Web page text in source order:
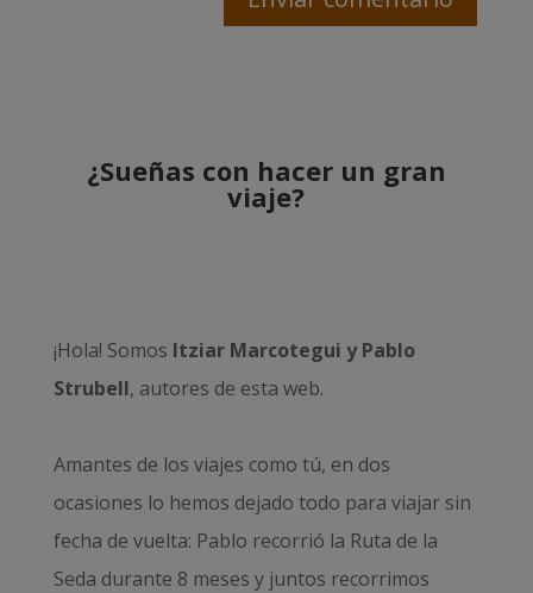
¿Sueñas con hacer un gran
viaje?
¡Hola! Somos Itziar Marcotegui y Pablo
Strubell, autores de esta web.
Amantes de los viajes como tú, en dos
ocasiones lo hemos dejado todo para viajar sin
fecha de vuelta: Pablo recorrió la Ruta de la
Seda durante 8 meses y juntos recorrimos